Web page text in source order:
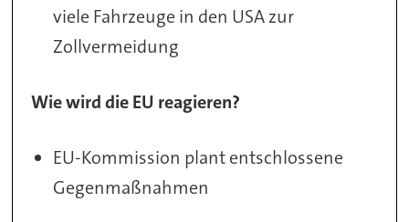
viele Fahrzeuge in den USA zur
Zollvermeidung
Wie wird die EU reagieren?
EU-Kommission plant entschlossene
Gegenmaßnahmen